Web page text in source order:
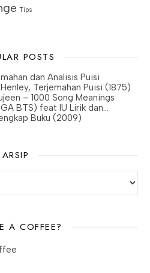
Tips
POSTS
dan Analisis Puisi
Terjemahan Puisi (1875)
– 1000 Song Meanings
BTS) feat IU Lirik dan…
Buku (2009)
ARSIP
A COFFEE?